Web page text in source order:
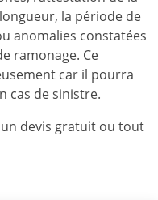
la période de
anomalies constatées
ramonage. Ce
car il pourra
cas de sinistre.
un devis gratuit ou tout